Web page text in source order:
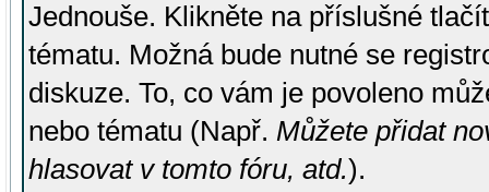
Jednouše. Klikněte na příslušné
tématu. Možná bude nutné se
diskuze. To, co vám je povoleno
nebo tématu (Např. Můžete přidat
hlasovat v tomto fóru, atd.).